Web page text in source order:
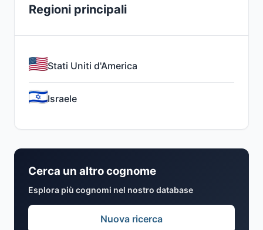
Regioni principali
Stati Uniti d'America
Israele
Cerca un altro cognome
Esplora più cognomi nel nostro database
Nuova ricerca